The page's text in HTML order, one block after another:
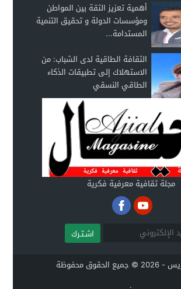
أهمية تعزيز الثقة بين المواطن
ومؤسسات الدولة و تحقيق التنمية
المستدامة...
الثقافة الطاقية لدى الشباب: من
الاستهلاك إلى تطبيقات الذكاء
الطاقي النسقي
مجلة ثقافية معرفية فكرية
اشـتـرك
الحقوق محفوظة
.